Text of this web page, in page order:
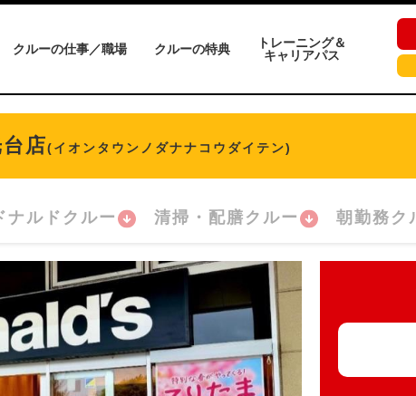
クルーの仕事／職場 クルーの特典
トレーニング＆
キャリアパス
店(イオンタウンノダナナコウダイテン)
ナルドクルー 清掃・配膳クルー 朝勤務ク